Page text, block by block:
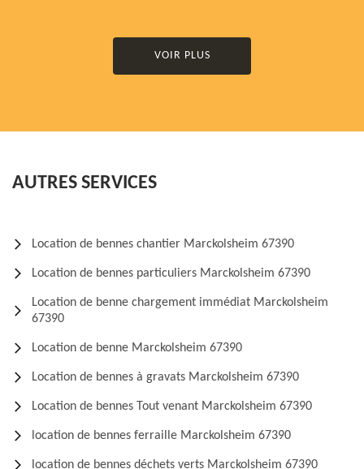
VOIR PLUS
AUTRES SERVICES
Location de bennes chantier Marckolsheim 67390
Location de bennes particuliers Marckolsheim 67390
Location de benne chargement immédiat Marckolsheim
67390
Location de benne Marckolsheim 67390
Location de bennes à gravats Marckolsheim 67390
Location de bennes Tout venant Marckolsheim 67390
location de bennes ferraille Marckolsheim 67390
location de bennes déchets verts Marckolsheim 67390